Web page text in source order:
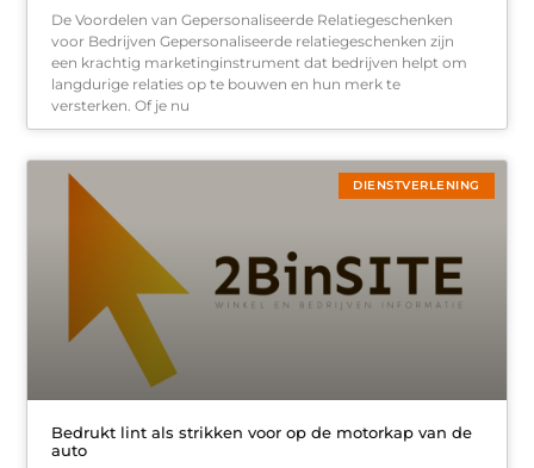
De Voordelen van Gepersonaliseerde Relatiegeschenken
voor Bedrijven Gepersonaliseerde relatiegeschenken zijn
een krachtig marketinginstrument dat bedrijven helpt om
langdurige relaties op te bouwen en hun merk te
versterken. Of je nu
DIENSTVERLENING
Bedrukt lint als strikken voor op de motorkap van de
auto